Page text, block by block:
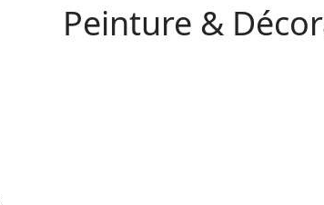
Peinture &